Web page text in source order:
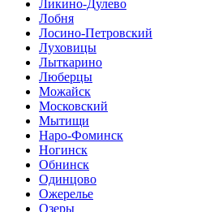
Ликино-Дулево
Лобня
Лосино-Петровский
Луховицы
Лыткарино
Люберцы
Можайск
Московский
Мытищи
Наро-Фоминск
Ногинск
Обнинск
Одинцово
Ожерелье
Озеры